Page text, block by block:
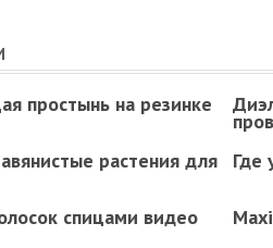
простынь на резинке
растения для
Где
спицами видео